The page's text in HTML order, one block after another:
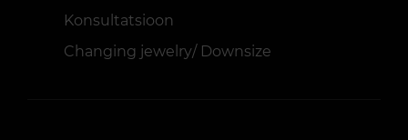
Konsultatsioon
Changing jewelry/ Downsize